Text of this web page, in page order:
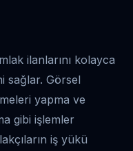
ilanlarını kolayca
sağlar. Görsel
yapma ve
gibi işlemler
iş yükü